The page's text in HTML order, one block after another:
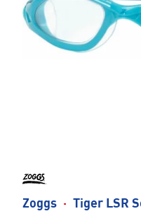
Zoggs · Tiger LSR